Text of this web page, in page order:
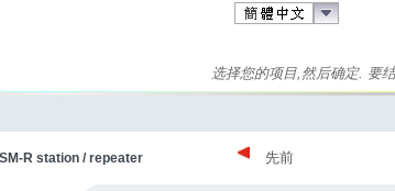
先前
选择您的项目,然后确定. 要
R station / repeater